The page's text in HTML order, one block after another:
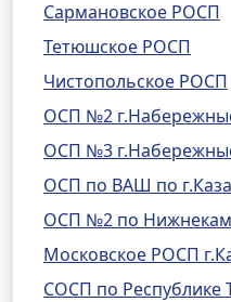
Сармановское РОСП
Тетюшское РОСП
Чистопольское РОСП
ОСП №2
ОСП №3
ОСП по ВАШ по
ОСП №2 по
Московское РОСП
СОСП по Республике